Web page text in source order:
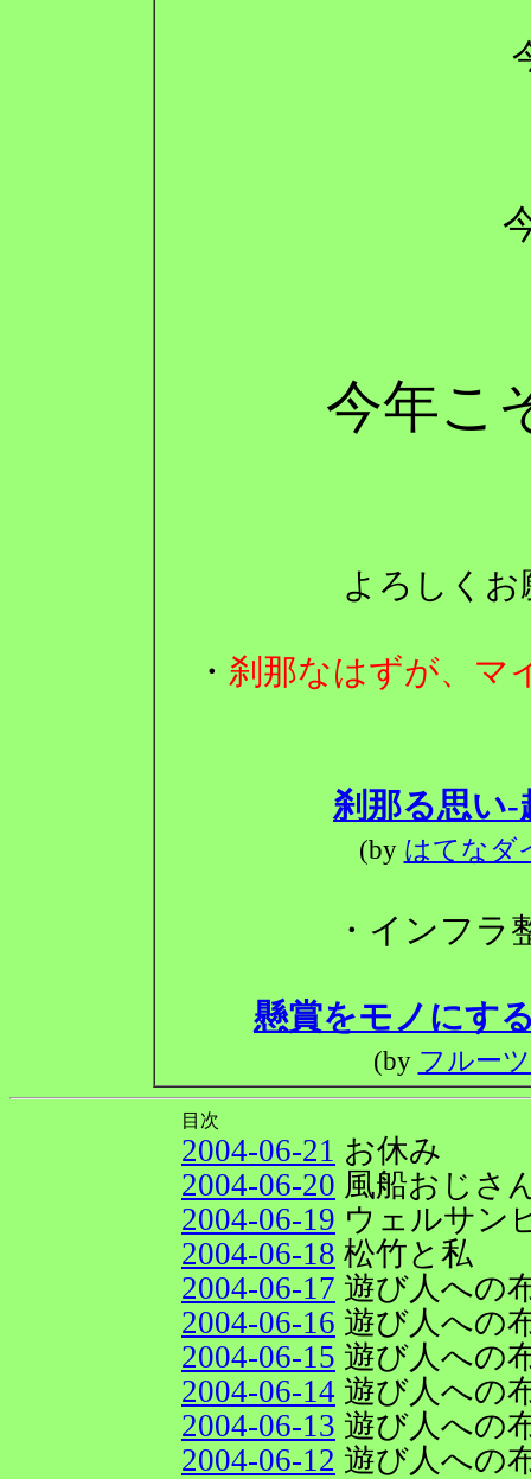
今年こ
よろしくお
・ 刹那なはずが、マ
刹那る思い-
(by はてなダ
・インフ
懸賞をモノにす
(by フルー
目次
2004-06-21 お休み
2004-06-20 風船おじさ
2004-06-19 ウェルサン
2004-06-18 松竹と私
2004-06-17 遊び人への
2004-06-16 遊び人への
2004-06-15 遊び人への
2004-06-14 遊び人への
2004-06-13 遊び人への
2004-06-12 遊び人への